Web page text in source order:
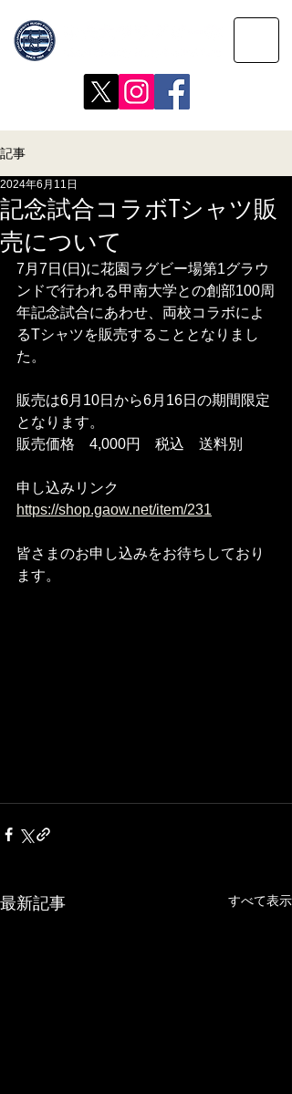
記事
記念試合コラボTシャツ販
売について
2024年6月11日
7月7日(日)に花園ラグビー場第1グラウ
ンドで行われる甲南大学との創部100周
年記念試合にあわせ、両校コラボによ
るTシャツを販売することとなりまし
た。
販売は6月10日から6月16日の期間限定
となります。
販売価格　4,000円　税込　送料別
申し込みリンク
https://shop.gaow.net/item/231
皆さまのお申し込みをお待ちしており
ます。
最新記事 すべて表示